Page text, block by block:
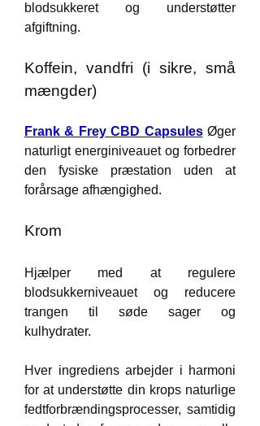
blodsukkeret og understøtter
afgiftning.
Koffein, vandfri (i sikre, små
mængder)
Frank & Frey CBD Capsules Øger
naturligt energiniveauet og forbedrer
den fysiske præstation uden at
forårsage afhængighed.
Krom
Hjælper med at regulere
blodsukkerniveauet og reducere
trangen til søde sager og
kulhydrater.
Hver ingrediens arbejder i harmoni
for at understøtte din krops naturlige
fedtforbrændingsprocesser, samtidig